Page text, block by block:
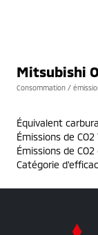
Mitsubishi
Consommation /
Équivalent
Émissions de
Émissions de
Catégorie